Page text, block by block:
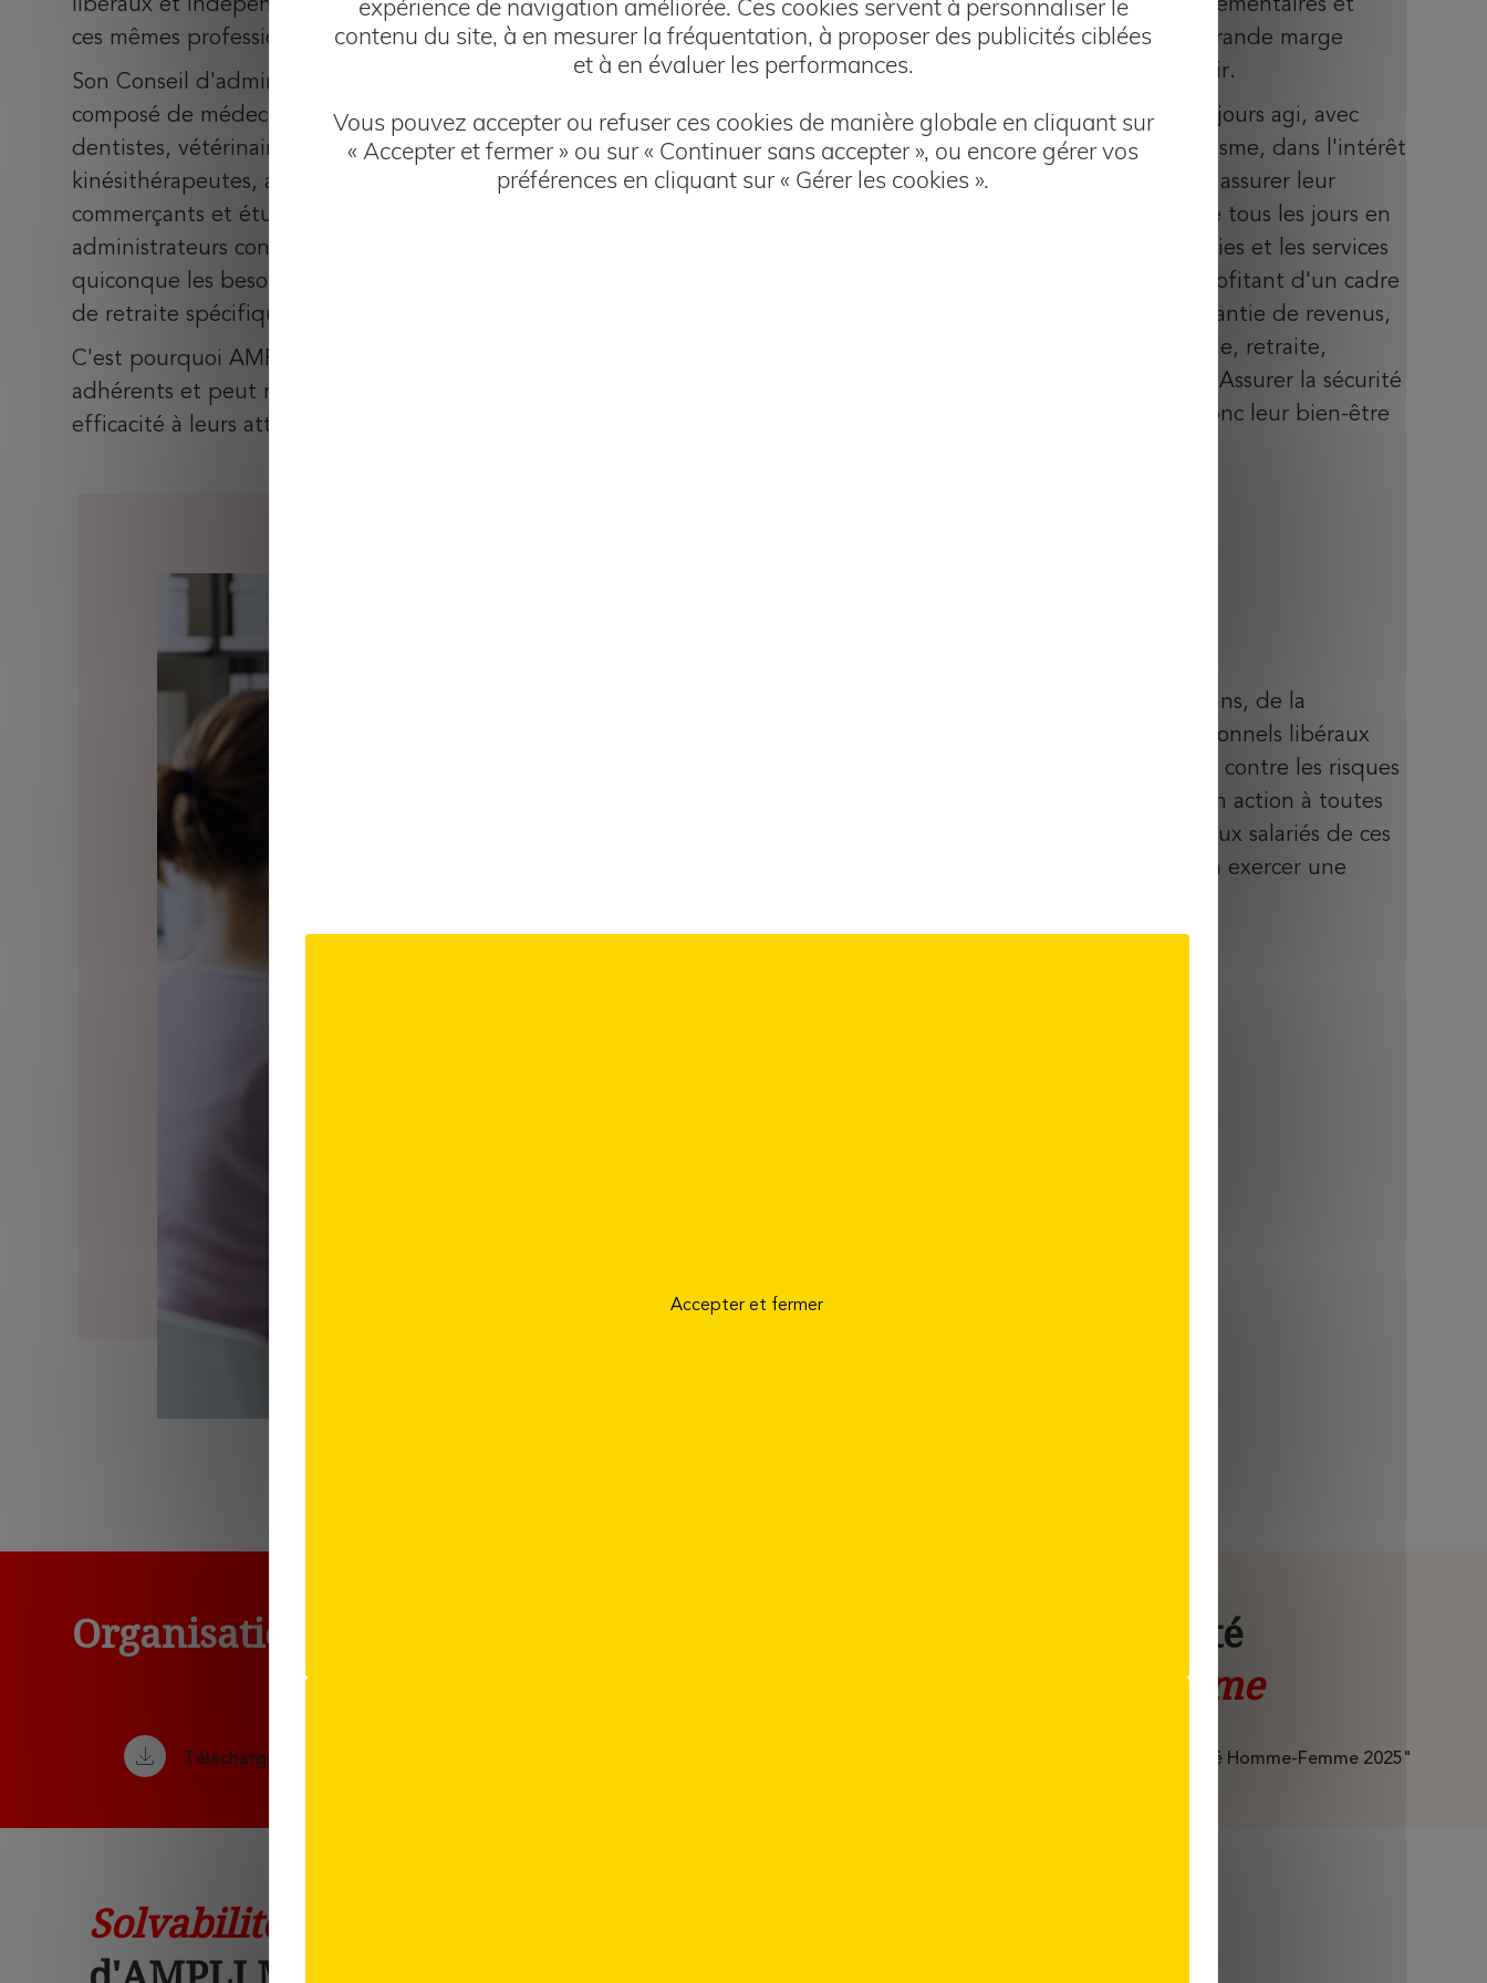
libéraux et indépendants au bénéfice de
ces mêmes professionnels.
Son Conseil d'administration est
composé de médecins, chirurgiens-
dentistes, vétérinaires, pharmaciens,
kinésithérapeutes, architectes, avocats,
commerçants et étudiants. Ses
administrateurs connaissent mieux que
quiconque les besoins de prévoyance et
de retraite spécifiques à ces professions.
C'est pourquoi AMPLI est proche de ses
adhérents et peut répondre avec
efficacité à leurs attentes.
rémunérer. Sa vocation est d'assurer la
protection de ses membres et de leur
famille dans un esprit mutualiste en
Les adhérents d'AMPLI ne sont donc pas
de simples numéros, mais constituent
ses engagements réglementaires et
dispose donc d'une grande marge
financière pour l'avenir.
AMPLI Mutuelle a toujours agi, avec
prudence et pragmatisme, dans l'intérêt
de ses membres pour assurer leur
sécurité dans la vie de tous les jours en
leur offrant les garanties et les services
appropriés tout en profitant d'un cadre
fiscal avantageux: garantie de revenus,
protection de la famille, retraite,
épargne, assistance... Assurer la sécurité
de ses membres et donc leur bien-être
AMPLI Mutuelle est née, depuis plus de 50 ans, de la
démarche volontaire et bénévole de professionnels libéraux
souhaitant se protéger et assurer leur famille contre les risques
de la vie. AMPLI Mutuelle a élargi ensuite son action à toutes
les professions libérales ou indépendantes, aux salariés de ces
professions et aux étudiants ayant vocation à exercer une
Organisation et statuts
Mutuelle
Téléchargez le document "Organisation et Statuts"
Index égalité
homme femme
Téléchargez le document "Index égalité Homme-Femme 2025"
Solvabilité
expérience de navigation améliorée. Ces cookies servent à personnaliser le
contenu du site, à en mesurer la fréquentation, à proposer des publicités ciblées
et à en évaluer les performances.
Vous pouvez accepter ou refuser ces cookies de manière globale en cliquant sur
« Accepter et fermer » ou sur « Continuer sans accepter », ou encore gérer vos
préférences en cliquant sur « Gérer les cookies ».
Accepter et fermer